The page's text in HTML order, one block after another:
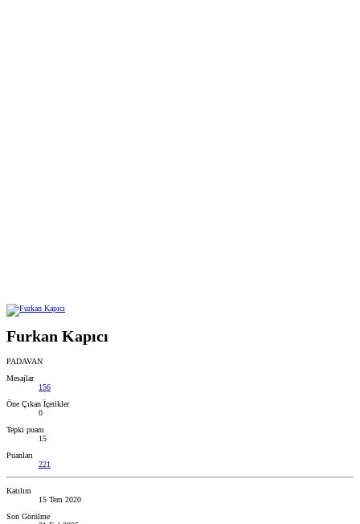
Furkan Kapıcı
PADAVAN
Mesajlar
156
Öne Çıkan İçerikler
0
Tepki puanı
15
Puanları
221
Katılım
15 Tem 2020
Son Görülme